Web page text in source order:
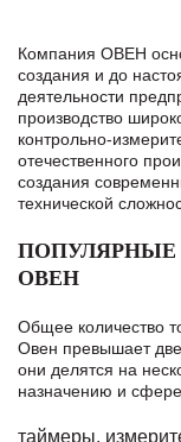
Компания ОВЕН
создания и до
деятельности
производство
контрольно-
отечественного
создания
технической
ПОПУЛЯРНЫЕ
ОВЕН
Общее количество
Овен превышает
они делятся на
назначению и
таймеры,